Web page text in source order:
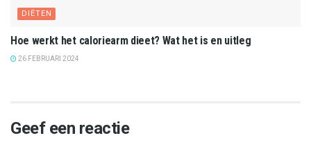
DIËTEN
Hoe werkt het caloriearm dieet? Wat het is en uitleg
26 FEBRUARI 2024
Geef een reactie